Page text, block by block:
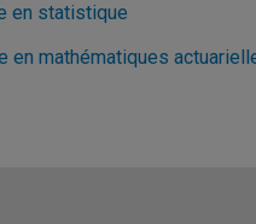
en statistique
en mathématiques